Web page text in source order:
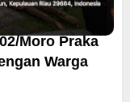
Moro Praka
Warga